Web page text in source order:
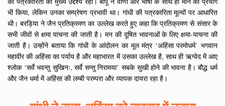
भी किया, लेकिन उनका सम्प्रेषण प्रभावी था। गांधी की पत्रकारिता मूल्यों पर आधारित
थी। बरड़िया ने जैन प्रतिक्रमण का उल्लेख करते हुए कहा कि प्रतिक्रमण से संसार के
सभी जीवों से क्षमा याचना की जाती है। मन की दूषित भावनाओं के लिए क्षमा-याचना की
जाती है। उन्होंने बताया कि गांधी के आंदोलन का मूल मंत्र ‘अहिंसा परमोधर्म’ भगवान
महावीर की अहिंसा का पर्याय है और महाभारत में उसका उल्लेख है, साथ ही ऋग्वेद में आए
श्लोक ‘सर्वे भवन्तु सुखिनः, सर्वे सन्तु निरामया’ सबके सुखी होने की भावना है। बौद्ध धर्म
और जैन धर्मा में अहिंसा की लम्बी परम्परा और व्यापक दायरा रहा है।